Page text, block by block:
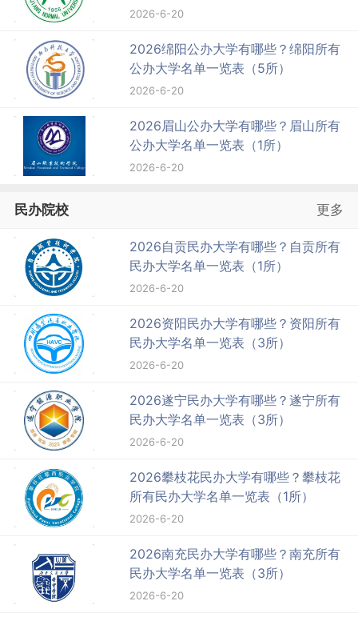
2026-6-20
2026绵阳公办大学有哪些？绵阳所有
公办大学名单一览表（5所）
2026-6-20
2026眉山公办大学有哪些？眉山所有
公办大学名单一览表（1所）
2026-6-20
民办院校 更多
2026自贡民办大学有哪些？自贡所有
民办大学名单一览表（1所）
2026-6-20
2026资阳民办大学有哪些？资阳所有
民办大学名单一览表（3所）
2026-6-20
2026遂宁民办大学有哪些？遂宁所有
民办大学名单一览表（3所）
2026-6-20
2026攀枝花民办大学有哪些？攀枝花
所有民办大学名单一览表（1所）
2026-6-20
2026南充民办大学有哪些？南充所有
民办大学名单一览表（3所）
2026-6-20